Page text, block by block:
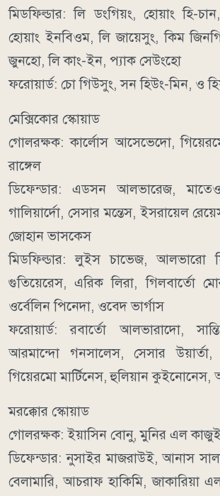
মিডফিল্ডার: লি ডংগিয়ং, হোয়াং হি-
হোয়াং ইনবিওম, লি জায়েসুং, কিম
জুনহো, লি কাং-ইন, প্যাক সেউংহো
ফরোয়ার্ড: চো গিউসুং, সন হিউং-মিন, ও
মেক্সিকোর স্কোয়াড
গোলরক্ষক: কার্লোস আসেভেদো,
রাঙ্গেল
ডিফেন্ডার: এডসন আলভারেজ,
গালিয়ার্দো, সেসার মন্তেস, ইসরায়েল
জোহান ভাসকেস
মিডফিল্ডার: লুইস চাভেজ, আলভারো
গুতিয়েরেস, এরিক লিরা, গিলবার্তো
ওর্বেলিন পিনেদা, ওবেদ ভার্গাস
ফরোয়ার্ড: রবার্তো আলভারাদো,
আরমান্দো গনসালেস, সেসার উয়ার্তা,
গিয়েরমো মার্টিনেস, হুলিয়ান কুইনোনেস,
মরক্কোর স্কোয়াড
গোলরক্ষক: ইয়াসিন বোনু, মুনির এল
ডিফেন্ডার: নুসাইর মাজরাউই, আনাস
বেলামারি, আচরাফ হাকিমি, জাকারিয়া